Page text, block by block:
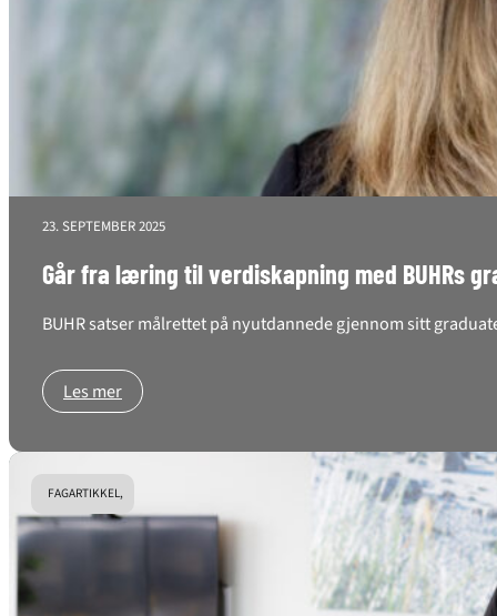
23. SEPTEMBER 2025
Går fra læring til verdiskapning med BUHRs
BUHR satser målrettet på nyutdannede gjennom sitt
Les mer
FAGARTIKKEL,